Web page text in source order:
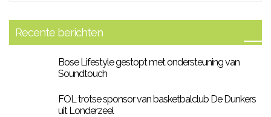
Recente berichten
Bose Lifestyle gestopt met ondersteuning van
Soundtouch
FOL trotse sponsor van basketbalclub De Dunkers
uit Londerzeel